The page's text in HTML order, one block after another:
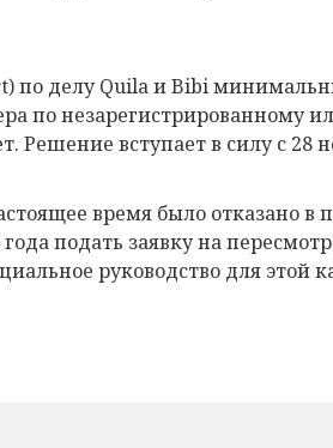
по делу Quila и Bibi
по незарегистрированному
Решение вступает в силу с 28
время было отказано в
подать заявку на
руководство для этой